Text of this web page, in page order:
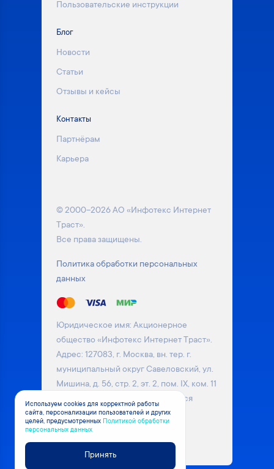
Пользовательские инструкции
Блог
Новости
Статьи
Отзывы и кейсы
Контакты
Партнёрам
Карьера
© 2000–2026 АО «Инфотекс Интернет
Траст».
Все права защищены.
Политика обработки персональных
данных
Юридическое имя: Акционерное
общество «Инфотекс Интернет Траст».
Адрес: 127083, г. Москва, вн. тер. г.
муниципальный округ Савеловский, ул.
Мишина, д. 56, стр. 2, эт. 2, пом. IX, ком. 11
Информация на сайте не является
публичной офертой. Уточняйте
актуальные цены на товары у
менеджера компании
Используем cookies для корректной работы
сайта, персонализации пользователей и других
целей, предусмотренных Политикой обработки
персональных данных
Принять